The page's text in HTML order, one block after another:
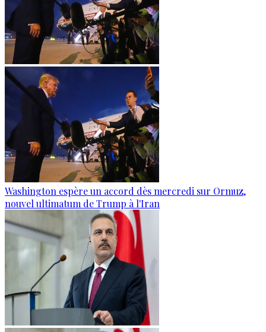
Washington espère un accord dès mercredi sur Ormuz,
nouvel ultimatum de Trump à l'Iran